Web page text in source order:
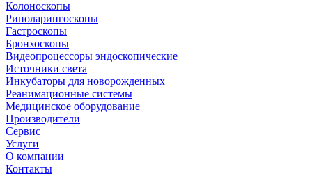
Колоноскопы
Риноларингоскопы
Гастроскопы
Бронхоскопы
Видеопроцессоры эндоскопические
Источники света
Инкубаторы для новорожденных
Реанимационные системы
Медицинское оборудование
Производители
Сервис
Услуги
О компании
Контакты